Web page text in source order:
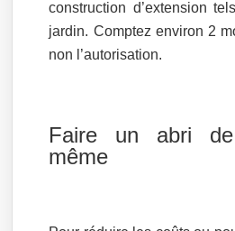
construction d’extension
jardin. Comptez environ 2
non l’autorisation.
Faire un abri
même